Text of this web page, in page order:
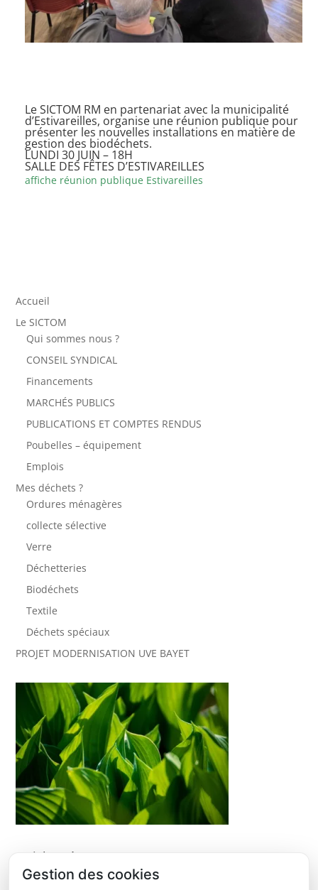
Le SICTOM RM en partenariat avec la municipalité
d’Estivareilles, organise une réunion publique pour
présenter les nouvelles installations en matière de
gestion des biodéchets.
LUNDI 30 JUIN – 18H
SALLE DES FÊTES D’ESTIVAREILLES
affiche réunion publique Estivareilles
Accueil
Le SICTOM
Qui sommes nous ?
CONSEIL SYNDICAL
Financements
MARCHÉS PUBLICS
PUBLICATIONS ET COMPTES RENDUS
Poubelles – équipement
Emplois
Mes déchets ?
Ordures ménagères
collecte sélective
Verre
Déchetteries
Biodéchets
Textile
Déchets spéciaux
PROJET MODERNISATION UVE BAYET
Articles récents
ÉTUDE DE FAISABILITÉ DÉVELOPPEMENT ORGANISATION
Gestion des cookies